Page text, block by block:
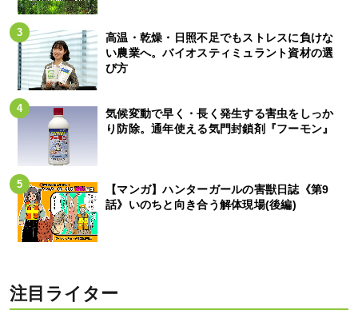
高温・乾燥・日照不足でもストレスに負けな
い農業へ。バイオスティミュラント資材の選
び方
気候変動で早く・長く発生する害虫をしっか
り防除。通年使える気門封鎖剤『フーモン』
【マンガ】ハンターガールの害獣日誌《第9
話》いのちと向き合う解体現場(後編)
注目ライター